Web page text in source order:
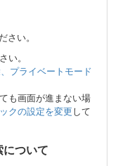
い。
い。
プライベートモード
も画面が進まない場
クの設定を変更して
ついて